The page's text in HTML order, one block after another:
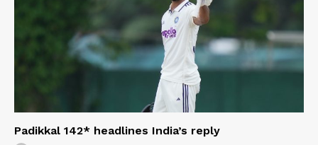
Padikkal 142* headlines India’s reply